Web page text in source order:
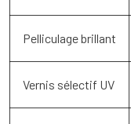
Pelliculage brillant
Vernis sélectif UV